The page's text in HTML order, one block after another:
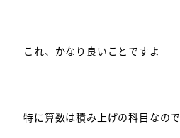
これ、かなり良いことですよ
特に算数は積み上げの科目なので